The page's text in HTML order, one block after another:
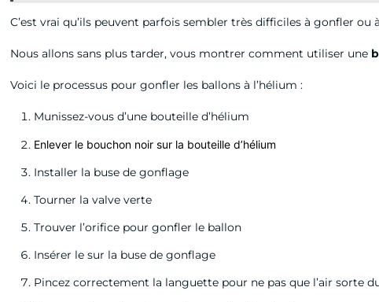
C’est vrai qu’ils peuvent parfois sembler très difficiles à gonfler
Nous allons sans plus tarder, vous montrer comment utiliser une
Voici le processus pour gonfler les ballons à l’hélium :
Munissez-vous d’une bouteille d’hélium
Enlever le bouchon noir sur la bouteille d’hélium
Installer la buse de gonflage
Tourner la valve verte
Trouver l’orifice pour gonfler le ballon
Insérer le sur la buse de gonflage
Pincez correctement la languette pour ne pas que l’air sorte